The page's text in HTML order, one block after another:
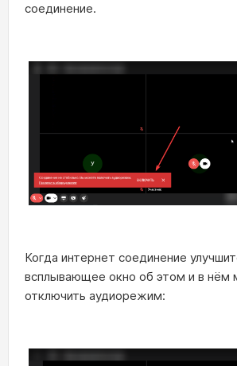
соединение.
Когда интернет соединение
всплывающее окно об этом и в нём
отключить аудиорежим: